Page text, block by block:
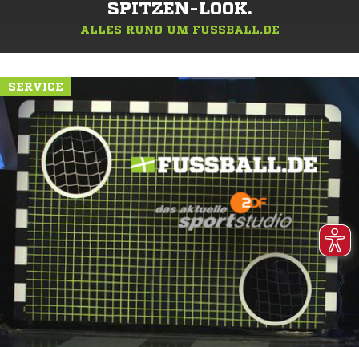
SPITZEN-LOOK.
ALLES RUND UM FUSSBALL.DE
SERVICE